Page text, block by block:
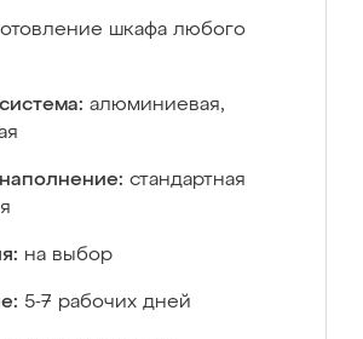
шкафа любого
алюминиевая,
стандартная
на выбор
5-7 рабочих дней